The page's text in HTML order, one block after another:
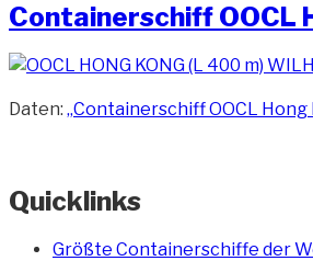
Containerschiff OOCL
Daten: „Containerschiff OOCL Hong
Quicklinks
Größte Containerschiffe der